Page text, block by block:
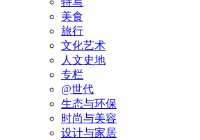
美食
旅行
文化艺术
人文史地
专栏
@世代
生态与环保
时尚与美容
设计与家居